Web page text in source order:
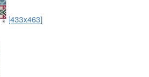
[433x463]